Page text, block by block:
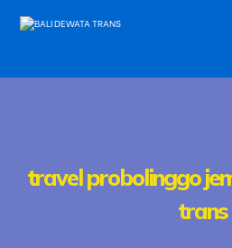
travel probolinggo
trans